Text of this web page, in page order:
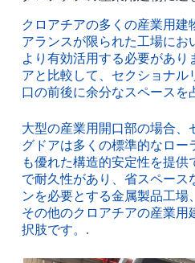
クロアチアの多くの産業用建
アランスが限られた工場にお
より有効活用する必要があり
アと比較して、セクショナル
口の前後に余分なスペースを
大型の産業用開口部の場合、
グドアは多くの標準的なロー
も優れた構造的安定性を提供
で耐久性があり、省スペース
ンを必要とする金属製品工場
その他のクロアチアの産業用
択肢です。.